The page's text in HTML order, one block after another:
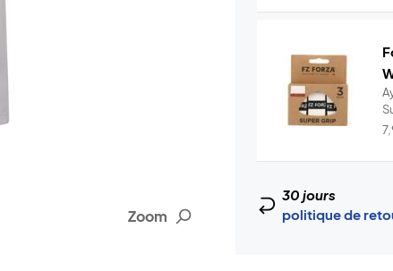
Zoom
30 jours
politique de